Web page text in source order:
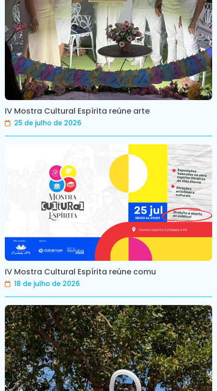
IV Mostra Cultural Espírita reúne arte
25 de julho de 2026
IV Mostra Cultural Espírita reúne comu
18 de julho de 2026